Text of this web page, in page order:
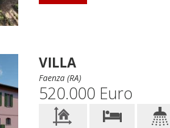
VILLA
Faenza (RA)
520.000 Euro